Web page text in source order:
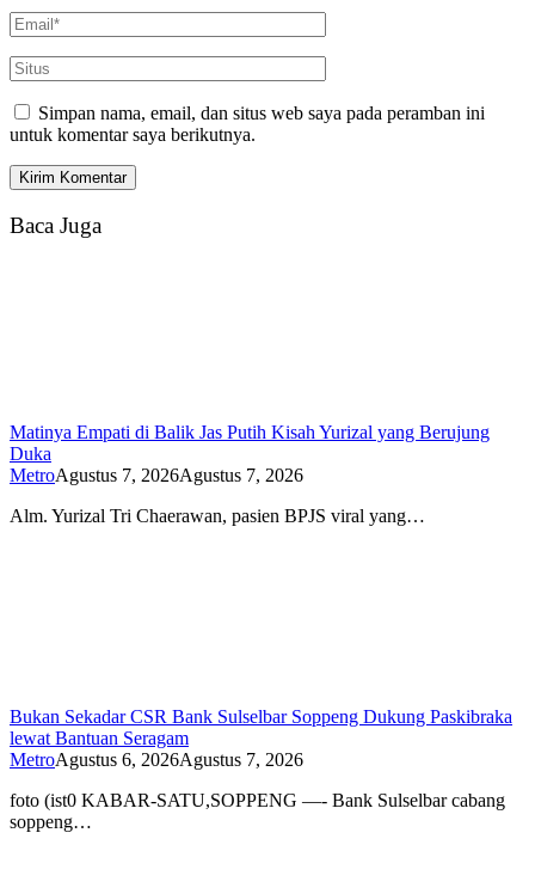
Simpan nama, email, dan situs web saya pada peramban ini
untuk komentar saya berikutnya.
Baca Juga
Matinya Empati di Balik Jas Putih Kisah Yurizal yang Berujung
Duka
MetroAgustus 7, 2026Agustus 7, 2026
Alm. Yurizal Tri Chaerawan, pasien BPJS viral yang…
Bukan Sekadar CSR Bank Sulselbar Soppeng Dukung Paskibraka
lewat Bantuan Seragam
MetroAgustus 6, 2026Agustus 7, 2026
foto (ist0 KABAR-SATU,SOPPENG —- Bank Sulselbar cabang
soppeng…